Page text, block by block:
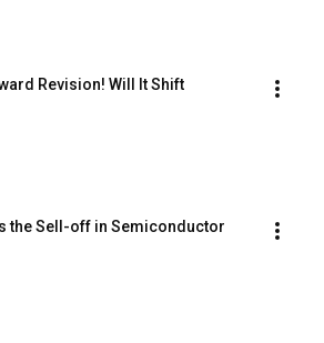
Revision! Will It Shift
the Sell-off in Semiconductor